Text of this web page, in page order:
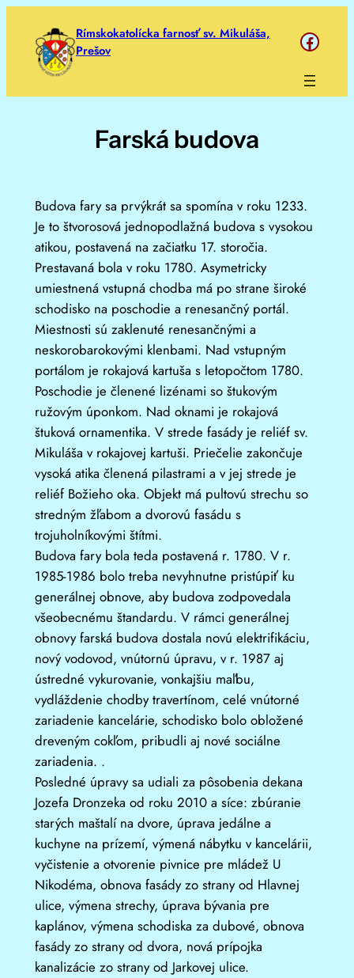
obsah
Rímskokatolícka farnosť sv. Mikuláša,
Prešov
https://
Farská budova
Budova fary sa prvýkrát sa spomína v roku 1233.
Je to štvorosová jednopodlažná budova s vysokou
atikou, postavená na začiatku 17. storočia.
Prestavaná bola v roku 1780. Asymetricky
umiestnená vstupná chodba má po strane široké
schodisko na poschodie a renesančný portál.
Miestnosti sú zaklenuté renesančnými a
neskorobarokovými klenbami. Nad vstupným
portálom je rokajová kartuša s letopočtom 1780.
Poschodie je členené lizénami so štukovým
ružovým úponkom. Nad oknami je rokajová
štuková ornamentika. V strede fasády je reliéf sv.
Mikuláša v rokajovej kartuši. Priečelie zakončuje
vysoká atika členená pilastrami a v jej strede je
reliéf Božieho oka. Objekt má pultovú strechu so
stredným žľabom a dvorovú fasádu s
trojuholníkovými štítmi.
Budova fary bola teda postavená r. 1780. V r.
1985-1986 bolo treba nevyhnutne pristúpiť ku
generálnej obnove, aby budova zodpovedala
všeobecnému štandardu. V rámci generálnej
obnovy farská budova dostala novú elektrifikáciu,
nový vodovod, vnútornú úpravu, v r. 1987 aj
ústredné vykurovanie, vonkajšiu maľbu,
vydláždenie chodby travertínom, celé vnútorné
zariadenie kancelárie, schodisko bolo obložené
dreveným cokľom, pribudli aj nové sociálne
zariadenia. .
Posledné úpravy sa udiali za pôsobenia dekana
Jozefa Dronzeka od roku 2010 a síce: zbúranie
starých maštalí na dvore, úprava jedálne a
kuchyne na prízemí, výmená nábytku v kancelárii,
vyčistenie a otvorenie pivnice pre mládež U
Nikodéma, obnova fasády zo strany od Hlavnej
ulice, výmena strechy, úprava bývania pre
kaplánov, výmena schodiska za dubové, obnova
fasády zo strany od dvora, nová prípojka
kanalizácie zo strany od Jarkovej ulice.